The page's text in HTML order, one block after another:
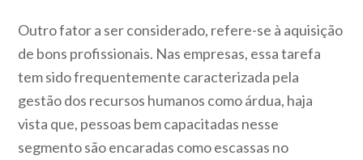
Outro fator a ser considerado, refere-se à aquisição
de bons profissionais. Nas empresas, essa tarefa
tem sido frequentemente caracterizada pela
gestão dos recursos humanos como árdua, haja
vista que, pessoas bem capacitadas nesse
segmento são encaradas como escassas no